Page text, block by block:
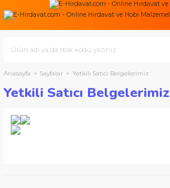
Anasayfa Sayfalar Yetkili Satıcı Belgelerimiz
Yetkili Satıcı Belgelerimiz